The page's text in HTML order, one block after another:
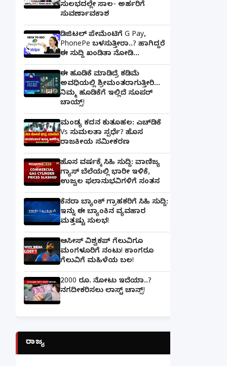
ಸುಲಭದಲ್ಲೇ ಸಾಲ- ಅರ್ಹರಿಗೆ
ಸುವರ್ಣಾವಕಾಶ
ಡಿಜಿಟಲ್ ಪೇಮೆಂಟಿಗೆ G Pay,
PhonePe ಬಳಸುತ್ತೀರಾ..? ಹಾಗಿದ್ದರೆ
ಈ ಸುದ್ದಿ ಖಂಡಿತಾ ನೋಡಿ...
ಈ ಹೂಡಿಕೆ ಮಾಡಿದ್ರೆ ಕಡಿಮೆ
ಅವಧಿಯಲ್ಲಿ ಶ್ರೀಮಂತರಾಗುತ್ತೀರಿ...
ನಿಮ್ಮ ಹೂಡಿಕೆಗೆ ಇಲ್ಲಿದೆ ಸೂಪರ್
ಚಾಯ್ಸ್‌!
ಮಂಡ್ಯ ಕದನ ಕುತೂಹಲ: ಎಚ್‌ಡಿಕೆ
Vs ಸುಮಲತಾ ಸ್ಪರ್ಧೆ? ಹೊಸ
ರಾಜಕೀಯ ಸಮೀಕರಣ
ಹೊಸ ವರ್ಷಕ್ಕೆ ಸಿಹಿ ಸುದ್ದಿ: ವಾಣಿಜ್ಯ
ಗ್ಯಾಸ್‌ ಬೆಲೆಯಲ್ಲಿ ಭಾರೀ ಇಳಿಕೆ,
ಉಜ್ವಲ ಫಲಾನುಭವಿಗಳಿಗೆ ಸಂತಸ
ಕೆನರಾ ಬ್ಯಾಂಕ್‌ ಗ್ರಾಹಕರಿಗೆ ಸಿಹಿ ಸುದ್ದಿ:
ಇನ್ನು ಈ ಬ್ಯಾಂಕಿನ ವ್ಯವಹಾರ
ಮತ್ತಷ್ಟು ಸುಲಭ!
ಆಸೀಸ್ ವಿಶ್ವಕಪ್ ಗೆಲುವಿಗೂ
ಮಂಗಳೂರಿಗೆ ನಂಟು! ಕಾಂಗರೂ
ಗೆಲುವಿಗೆ ಮಹಿಳೆಯ ಬಲ!
2000 ರೂ. ನೋಟು ಇದೆಯಾ..?
ನಗದೀಕರಿಸಲು ಲಾಸ್ಟ್‌ ಚಾನ್ಸ್‌!
ರಾಜ್ಯ